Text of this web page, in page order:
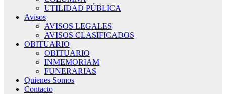
UTILIDAD PÚBLICA
Avisos
AVISOS LEGALES
AVISOS CLASIFICADOS
OBITUARIO
OBITUARIO
INMEMORIAM
FUNERARIAS
Quienes Somos
Contacto